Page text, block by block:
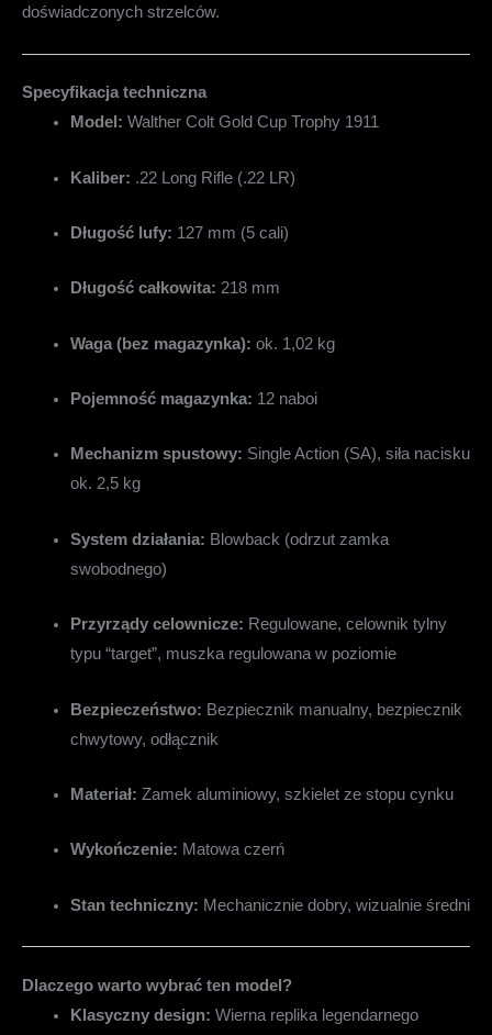
doświadczonych strzelców.
Specyfikacja techniczna
Model: Walther Colt Gold Cup Trophy 1911
Kaliber: .22 Long Rifle (.22 LR)
Długość lufy: 127 mm (5 cali)
Długość całkowita: 218 mm
Waga (bez magazynka): ok. 1,02 kg
Pojemność magazynka: 12 naboi
Mechanizm spustowy: Single Action (SA), siła nacisku
ok. 2,5 kg
System działania: Blowback (odrzut zamka
swobodnego)
Przyrządy celownicze: Regulowane, celownik tylny
typu “target”, muszka regulowana w poziomie
Bezpieczeństwo: Bezpiecznik manualny, bezpiecznik
chwytowy, odłącznik
Materiał: Zamek aluminiowy, szkielet ze stopu cynku
Wykończenie: Matowa czerń
Stan techniczny: Mechanicznie dobry, wizualnie średni
Dlaczego warto wybrać ten model?
Klasyczny design: Wierna replika legendarnego